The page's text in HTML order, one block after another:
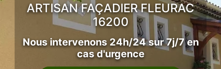
ARTISAN FAÇADIER FLEURAC
16200
Nous intervenons 24h/24 sur 7j/7 en
cas d'urgence